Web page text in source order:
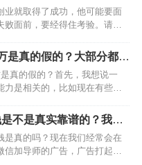
业就取得了成功，他可能要面
败面前，要经得住考验。请记
别人开导你，都要人盯着，看
劝你还是别干了，那你就应该
这…
是真的假的？大部分都是
真的假的？首先，我想说一
力是相关的，比如现在有些网
简单了。当然，这对于普通
能实现的。有的人可能上一
个…
不是真实靠谱的？我来
是真的吗？现在我们经常会在
信加导师的广告，广告打起来